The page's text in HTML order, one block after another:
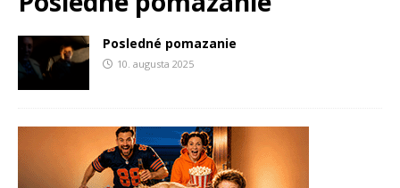
Posledné pomazanie
10. augusta 2025